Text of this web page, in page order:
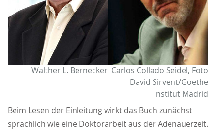
Walther L. Bernecker Carlos Collado Seidel, Foto
David Sirvent/Goethe
Institut Madrid
Beim Lesen der Einleitung wirkt das Buch zunächst
sprachlich wie eine Doktorarbeit aus der Adenauerzeit.